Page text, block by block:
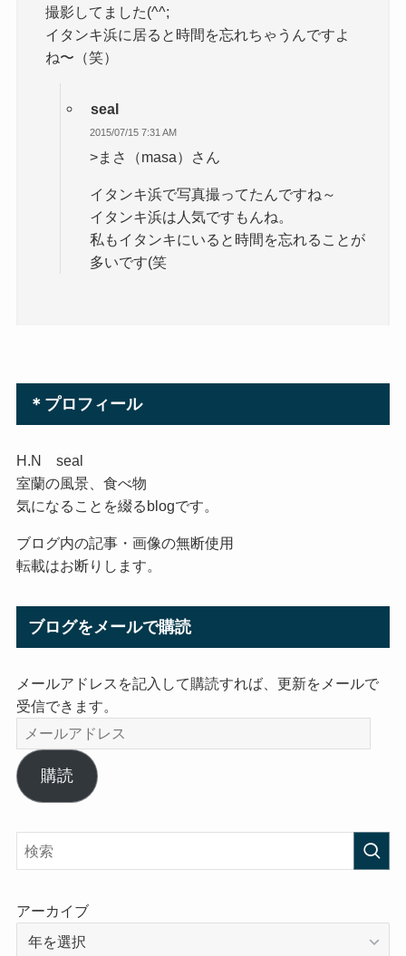
撮影してました(^^;
イタンキ浜に居ると時間を忘れちゃうんですよ
ね〜（笑）
seal
2015/07/15 7:31 AM
>まさ（masa）さん
イタンキ浜で写真撮ってたんですね～
イタンキ浜は人気ですもんね。
私もイタンキにいると時間を忘れることが
多いです(笑
＊プロフィール
H.N seal
室蘭の風景、食べ物
気になることを綴るblogです。
ブログ内の記事・画像の無断使用
転載はお断りします。
ブログをメールで購読
メールアドレスを記入して購読すれば、更新をメールで
受信できます。
メ
ー
ル
ア
レ
ス
購読
アーカイブ